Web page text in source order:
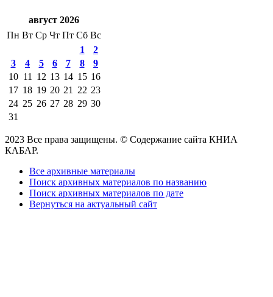
август 2026
Пн Вт Ср Чт Пт Сб Вс
1
2
3
4 5 6 7 8
9
10 11 12 13 14 15 16
17 18 19 20 21 22 23
24 25 26 27 28 29 30
31
2023 Все права защищены. © Содержание сайта КНИА
КАБАР.
Все архивные материалы
Поиск архивных материалов по названию
Поиск архивных материалов по дате
Вернуться на актуальный сайт